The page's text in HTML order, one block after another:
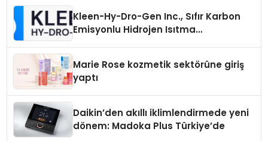
Kleen-Hy-Dro-Gen Inc., Sıfır Karbon
Emisyonlu Hidrojen Isıtma
Marie Rose kozmetik sektörüne giriş
yaptı
Daikin’den akıllı iklimlendirmede yeni
dönem: Madoka Plus Türkiye’de